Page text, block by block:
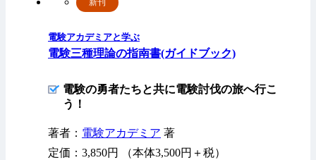
電験アカデミアと学ぶ
電験三種理論の指南書(ガイドブック)
新刊
電験の勇者たちと共に電験討伐の旅へ行こ
う！
著者： 電験アカデミア 著
定価：3,850円 （本体3,500円＋税）